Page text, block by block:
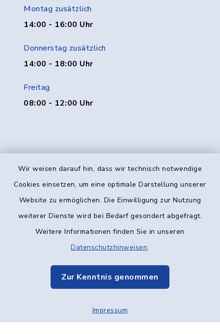
Wir weisen darauf hin, dass wir technisch notwendige
Cookies einsetzen, um eine optimale Darstellung unserer
Website zu ermöglichen. Die Einwilligung zur Nutzung
weiterer Dienste wird bei Bedarf gesondert abgefragt.
Weitere Informationen finden Sie in unseren
Datenschutzhinweisen.
Zur Kenntnis genommen
Impressum
Montag zusätzlich
14:00 - 16:00 Uhr
Donnerstag zusätzlich
14:00 - 18:00 Uhr
Freitag
08:00 - 12:00 Uhr
Kontakt
Datenschutz
Elektronische Kommunikation
Sitemap